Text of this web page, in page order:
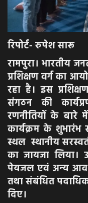
हेल्थ & लाइफ स्टाइल
वीडियो
Gallery
रिपोर्ट- रुपेश सारू
रामपुरा। भारतीय
प्रशिक्षण वर्ग का
रहा है। इस
संगठन की
रणनीतियों के बारे
कार्यक्रम के शुभारंभ
स्थल स्थानीय
का जायजा लिया।
पेयजल एवं अन्य
तथा संबंधित
दिए।